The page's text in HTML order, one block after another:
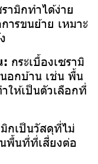
ามิกทำได้ง่าย
ารขนย้าย เหมาะ
: กระเบื้องเซรามิ
อกบ้าน เช่น พื้น
ให้เป็นตัวเลือกที่
มิกเป็นวัสดุที่ไม่
พื้นที่ที่เสี่ยงต่อ